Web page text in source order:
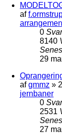
af
0 Svar
8140
29
afgmmz »
jernbaner
0 Svar
2531
27